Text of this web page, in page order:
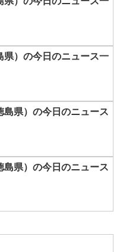
県）の今日のニュース一
島県）の今日のニュース
島県）の今日のニュース